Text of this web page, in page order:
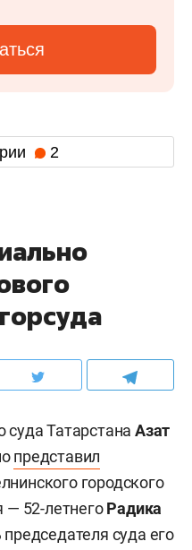
2
суда Татарстана Азат
представил
городского
— 52-летнегоРадика
суда его